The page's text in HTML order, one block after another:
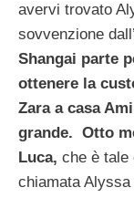
avervi trovato
sovvenzione
Shangai parte
ottenere la
Zara a casa
grande. Otto
Luca, che è tale
chiamata Alyssa